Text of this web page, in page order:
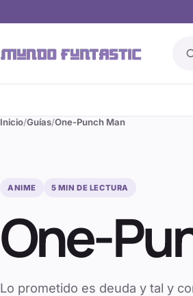
Inicio Guías One-Punch Man
ANIME 5 MIN DE LECTURA
One-
Lo prometido es deuda y tal y